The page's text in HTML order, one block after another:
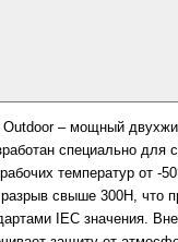
– мощный
специально для
температур от -
свыше 300Н, что
IEC значения.